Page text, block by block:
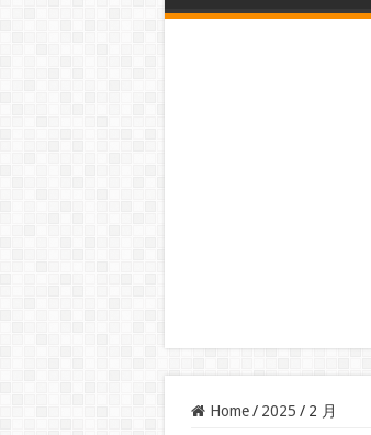
Home / 2025 / 2 月